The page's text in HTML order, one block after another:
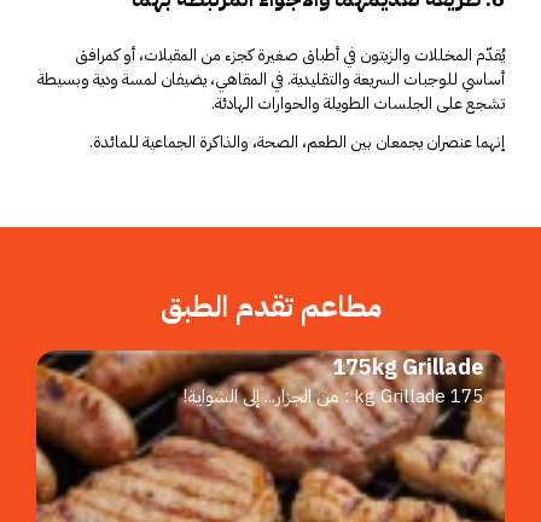
يُقدّم المخللات والزيتون في أطباق صغيرة كجزء من المقبلات، أو كمرافق
أساسي للوجبات السريعة والتقليدية. في المقاهي، يضيفان لمسة ودية وبسيطة
تشجع على الجلسات الطويلة والحوارات الهادئة.
إنهما عنصران يجمعان بين الطعم، الصحة، والذاكرة الجماعية للمائدة.
مطاعم تقدم الطبق
175kg Grillade
175 kg Grillade : من الجزار... إلى الشواية!